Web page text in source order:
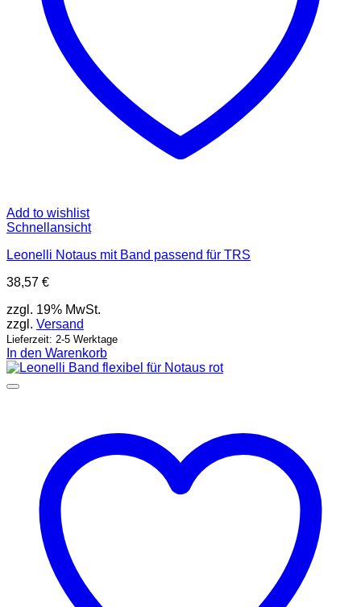
Add to wishlist
Schnellansicht
Leonelli Notaus mit Band passend für TRS
38,57 €
zzgl. 19% MwSt.
zzgl. Versand
Lieferzeit: 2-5 Werktage
In den Warenkorb